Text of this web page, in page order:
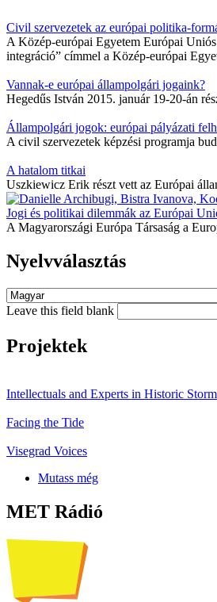
Civil szervezetek az európai politika-
A Közép-európai Egyetem Európai
integráció” címmel a Közép-európai
Vannak-e európai állampolgári jogaink?
Hegedűs István 2015. január 19-20-án
Állampolgári jogok: európai pályázati
A civil szervezetek képzési programja
A hatalom titkai
Uszkiewicz Erik részt vett az Európai
Jogi és politikai dilemmák az Európai
A Magyarországi Európa Társaság a
Nyelvválasztás
Leave this field blank
Projektek
Intellectuals and Experts in Historic
Facing the Tide
Visegrad Voices
Mutass még
MET Rádió